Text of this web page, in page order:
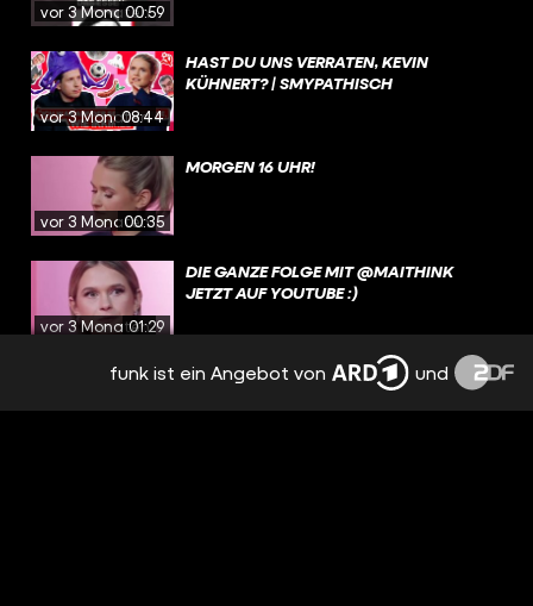
vor 3 Monaten
00:59
vor 3 Monaten
08:44
HAST DU UNS VERRATEN, KEVIN
KÜHNERT? | SMYPATHISCH
vor 3 Monaten
00:35
MORGEN 16 UHR!
vor 3 Monaten
01:29
DIE GANZE FOLGE MIT @MAITHINK
JETZT AUF YOUTUBE :)
ICH WÜRDE SO GERNE VON MAI
funk ist ein Angebot von und